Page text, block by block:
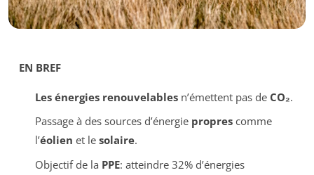
EN BREF
Les énergies renouvelablesn’émettent pas de CO₂.
Passage à des sources d’énergie proprescomme
l’éolien et le solaire.
Objectif de la PPE: atteindre 32% d’énergies